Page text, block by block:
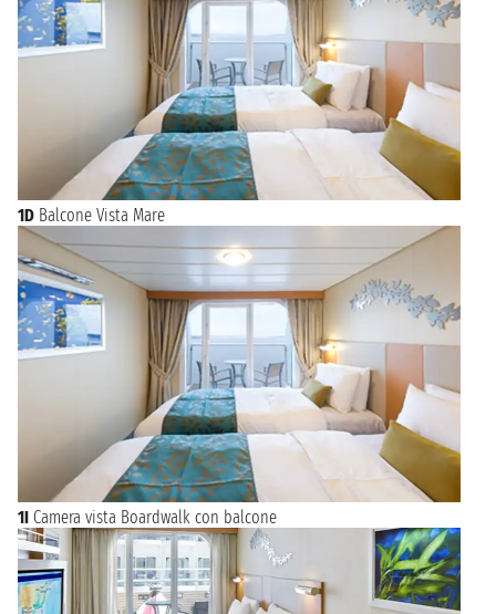
1D Balcone Vista Mare
1I Camera vista Boardwalk con balcone